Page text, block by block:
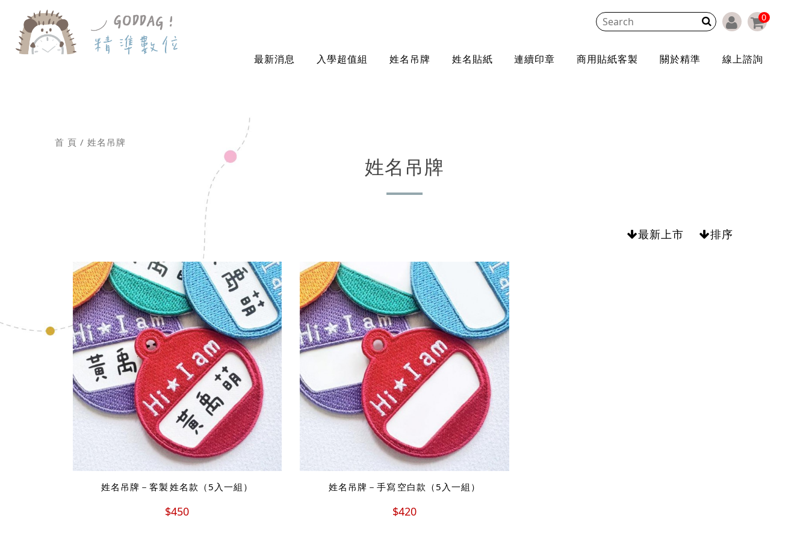
0
最新消息 入學超值組 姓名吊牌 姓名貼紙 連續印章 商用貼紙客製 關於精準 線上諮詢
姓名吊牌
首 頁 姓名吊牌
最新上市 排序
姓名吊牌－客製 姓名款（5入一組）
$450
姓名吊牌－手寫 空白款（5入一組）
$420